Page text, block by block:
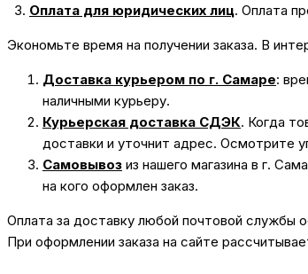
3. Оплата для юридических лиц. Оплата
Экономьте время на получении заказа. В
Доставка курьером по г. Самаре:
наличными курьеру.
Курьерская доставка СДЭК. Когда
доставки и уточнит адрес. Осмотрите
Самовывоз из нашего магазина в г.
на кого оформлен заказ.
Оплата за доставку любой почтовой службы
При оформлении заказа на сайте